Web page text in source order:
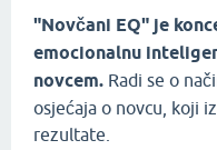
"Novčani EQ" je
emocionalnu
novcem. Radi se o
osjećaja o novcu, koji
rezultate.